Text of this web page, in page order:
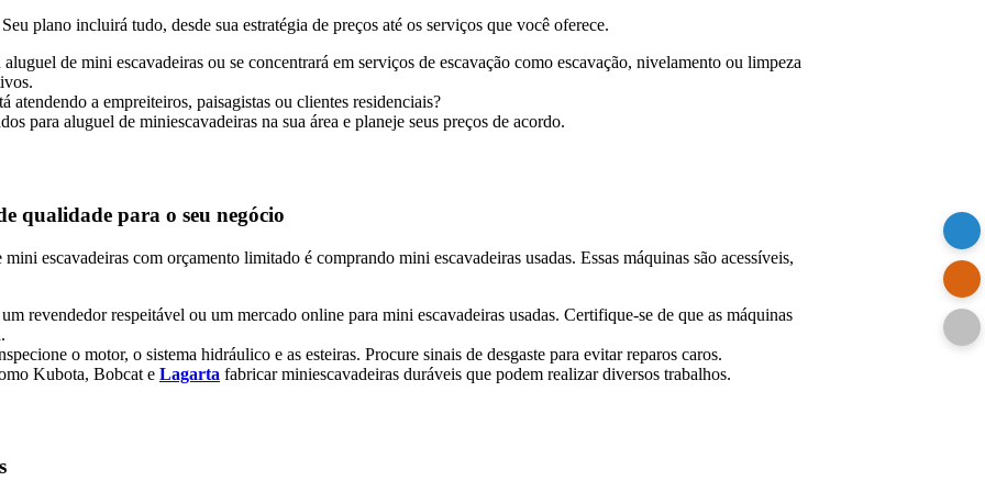
plano incluirá tudo, desde sua estratégia de preços até os serviços que você oferece.
de mini escavadeiras ou se concentrará em serviços de escavação como escavação, nivelamento ou limpeza
atendendo a empreiteiros, paisagistas ou clientes residenciais?
para aluguel de miniescavadeiras na sua área e planeje seus preços de acordo.
qualidade para o seu negócio
escavadeiras com orçamento limitado é comprando mini escavadeiras usadas. Essas máquinas são acessíveis,
revendedor respeitável ou um mercado online para mini escavadeiras usadas. Certifique-se de que as máquinas
o motor, o sistema hidráulico e as esteiras. Procure sinais de desgaste para evitar reparos caros.
Kubota, Bobcat e Lagarta fabricar miniescavadeiras duráveis que podem realizar diversos trabalhos.